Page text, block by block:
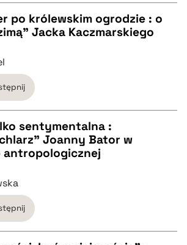
po królewskim ogrodzie : o
Jacka Kaczmarskiego
sentymentalna :
Joanny Bator w